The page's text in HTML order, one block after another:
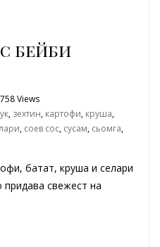
бейби
Views
, зехтин, картофи, круша,
, соев сос, сусам, сьомга,
батат, круша и селари
придава свежест на